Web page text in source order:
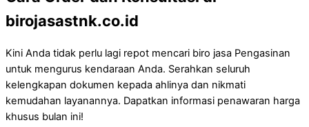
birojasastnk.co.id
Kini Anda tidak perlu lagi repot mencari biro jasa Pengasinan
untuk mengurus kendaraan Anda. Serahkan seluruh
kelengkapan dokumen kepada ahlinya dan nikmati
kemudahan layanannya. Dapatkan informasi penawaran harga
khusus bulan ini!